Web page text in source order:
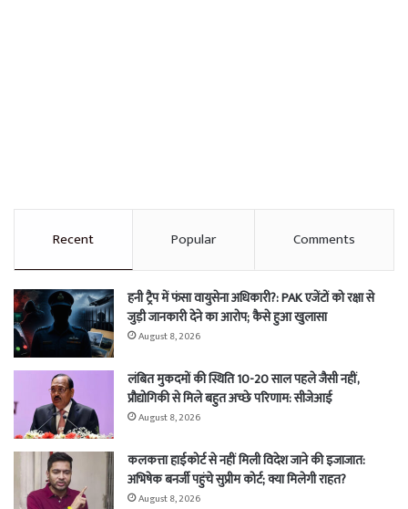
Recent Popular Comments
हनी ट्रैप में फंसा वायुसेना अधिकारी?: PAK एजेंटों को रक्षा से
जुड़ी जानकारी देने का आरोप; कैसे हुआ खुलासा
August 8, 2026
लंबित मुकदमों की स्थिति 10-20 साल पहले जैसी नहीं,
प्रौद्योगिकी से मिले बहुत अच्छे परिणाम: सीजेआई
August 8, 2026
कलकत्ता हाईकोर्ट से नहीं मिली विदेश जाने की इजाजात:
अभिषेक बनर्जी पहुंचे सुप्रीम कोर्ट; क्या मिलेगी राहत?
August 8, 2026